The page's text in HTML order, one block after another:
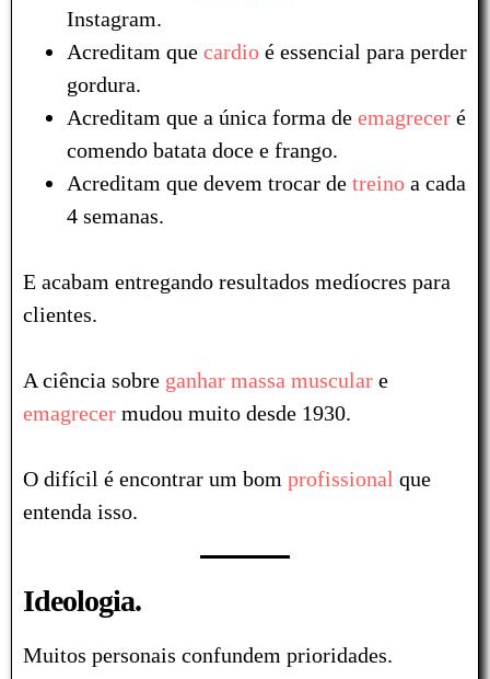
Instagram.
Acreditam que cardio é essencial para perder
gordura.
Acreditam que a única forma de emagrecer é
comendo batata doce e frango.
Acreditam que devem trocar de treino a cada
4 semanas.
E acabam entregando resultados medíocres para
clientes.
A ciência sobre ganhar massa muscular e
emagrecer mudou muito desde 1930.
O difícil é encontrar um bom profissional que
entenda isso.
Ideologia.
Muitos personais confundem prioridades.